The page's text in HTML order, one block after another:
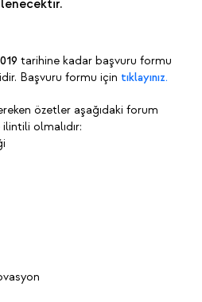
tarihine kadar başvuru formu
Başvuru formu için tıklayınız.
özetler aşağıdaki forum
olmalıdır: